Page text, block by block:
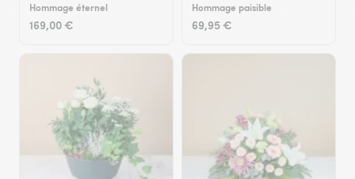
Hommage éternel
169,00 €
Hommage paisible
69,95 €